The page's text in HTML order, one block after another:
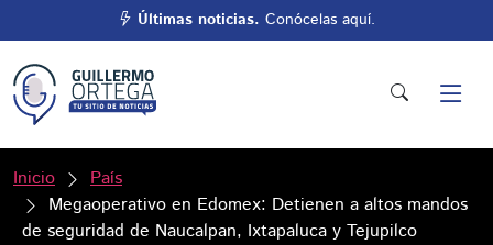
Últimas noticias. Conócelas aquí.
Inicio
País
Megaoperativo en Edomex: Detienen a altos mandos
de seguridad de Naucalpan, Ixtapaluca y Tejupilco